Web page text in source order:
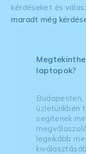
kérdéseket és
maradt még
laptopok?
üzletünkben
segítenek
leginkább